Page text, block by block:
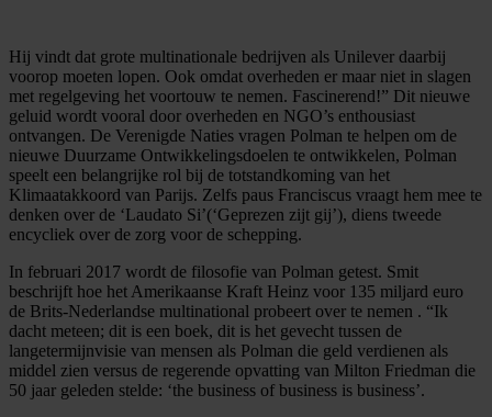
Hij vindt dat grote multinationale bedrijven als Unilever daarbij
voorop moeten lopen. Ook omdat overheden er maar niet in slagen
met regelgeving het voortouw te nemen. Fascinerend!” Dit nieuwe
geluid wordt vooral door overheden en NGO’s enthousiast
ontvangen. De Verenigde Naties vragen Polman te helpen om de
nieuwe Duurzame Ontwikkelingsdoelen te ontwikkelen, Polman
speelt een belangrijke rol bij de totstandkoming van het
Klimaatakkoord van Parijs. Zelfs paus Franciscus vraagt hem mee te
denken over de ‘Laudato Si’(‘Geprezen zijt gij’), diens tweede
encycliek over de zorg voor de schepping.
In februari 2017 wordt de filosofie van Polman getest. Smit
beschrijft hoe het Amerikaanse Kraft Heinz voor 135 miljard euro
de Brits-Nederlandse multinational probeert over te nemen . “Ik
dacht meteen; dit is een boek, dit is het gevecht tussen de
langetermijnvisie van mensen als Polman die geld verdienen als
middel zien versus de regerende opvatting van Milton Friedman die
50 jaar geleden stelde: ‘the business of business is business’.